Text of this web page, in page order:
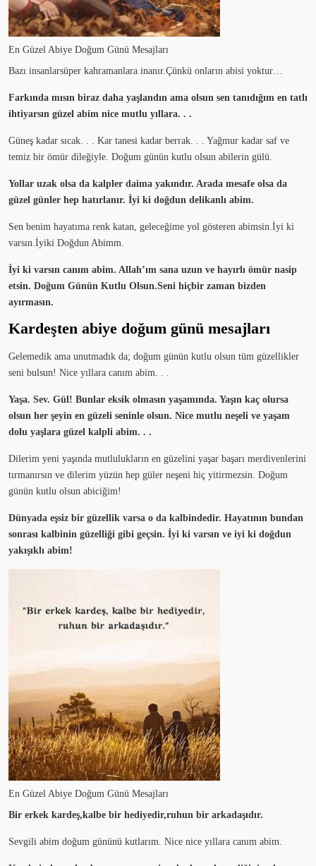
En Güzel Abiye Doğum Günü Mesajları
Bazı insanlarsüper kahramanlara inanır.Çünkü onların abisi yoktur…
Farkında mısın biraz daha yaşlandın ama olsun sen tanıdığım en tatlı
ihtiyarsın güzel abim nice mutlu yıllara. . .
Güneş kadar sıcak. . . Kar tanesi kadar berrak. . . Yağmur kadar saf ve
temiz bir ömür dileğiyle. Doğum günün kutlu olsun abilerin gülü.
Yollar uzak olsa da kalpler daima yakındır. Arada mesafe olsa da
güzel günler hep hatırlanır. İyi ki doğdun delikanlı abim.
Sen benim hayatıma renk katan, geleceğime yol gösteren abimsin.İyi ki
varsın.İyiki Doğdun Abimm.
İyi ki varsın canım abim. Allah’ım sana uzun ve hayırlı ömür nasip
etsin. Doğum Günün Kutlu Olsun.Seni hiçbir zaman bizden
ayırmasın.
Kardeşten abiye doğum günü mesajları
Gelemedik ama unutmadık da; doğum günün kutlu olsun tüm güzellikler
seni bulsun! Nice yıllara canım abim. . .
Yaşa. Sev. Gül! Bunlar eksik olmasın yaşamında. Yaşın kaç olursa
olsun her şeyin en güzeli seninle olsun. Nice mutlu neşeli ve yaşam
dolu yaşlara güzel kalpli abim. . .
Dilerim yeni yaşında mutlulukların en güzelini yaşar başarı merdivenlerini
tırmanırsın ve dilerim yüzün hep güler neşeni hiç yitirmezsin. Doğum
günün kutlu olsun abiciğim!
Dünyada eşsiz bir güzellik varsa o da kalbindedir. Hayatının bundan
sonrası kalbinin güzelliği gibi geçsin. İyi ki varsın ve iyi ki doğdun
yakışıklı abim!
En Güzel Abiye Doğum Günü Mesajları
Bir erkek kardeş,kalbe bir hediyedir,ruhun bir arkadaşıdır.
Sevgili abim doğum gününü kutlarım. Nice nice yıllara canım abim.